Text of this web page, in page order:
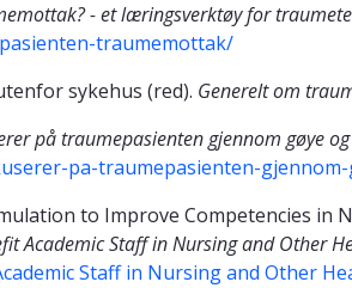
- et læringsverktøy for
traumemottak/
sykehus (red). Generelt om
på traumepasienten gjennom gøye
pa-traumepasienten-
to Improve Competencies in
Academic Staff in Nursing and Other
Staff in Nursing and Other